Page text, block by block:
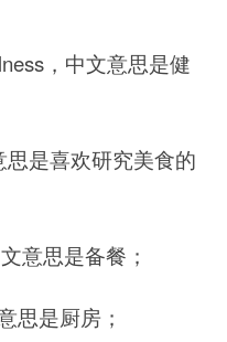
，中文意思是健
是喜欢研究美食的
意思是备餐；
思是厨房；